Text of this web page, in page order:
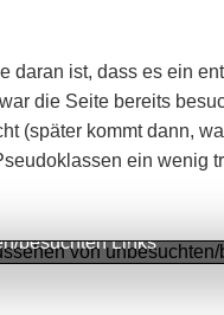
daran ist, dass es ein
die Seite bereits
(später kommt dann,
ein wenig
besuchten Links